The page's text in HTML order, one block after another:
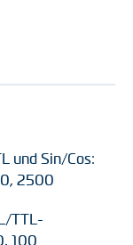
und Sin/Cos:
2500
TTL-
100